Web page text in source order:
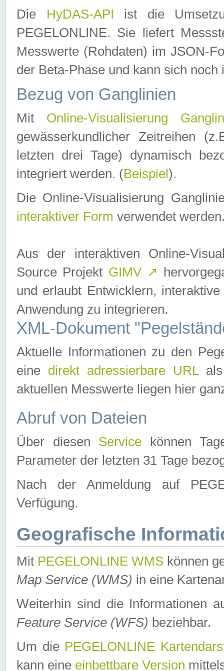
Die HyDAS-API ist die
PEGELONLINE. Sie liefert
Messwerte (Rohdaten) im JSON-
der Beta-Phase und kann sich noch
Bezug von Ganglinien
Mit Online-Visualisierung
gewässerkundlicher Zeitreihen
letzten drei Tage) dynamisch
integriert werden. (Beispiel ).
Die Online-Visualisierung
interaktiver Form verwendet
Aus der interaktiven Online-
Source Projekt GIMV ↗
und erlaubt Entwicklern,
Anwendung zu integrieren.
XML-Dokument
Aktuelle Informationen zu den
eine direkt adressierbare URLals
aktuellen Messwerte liegen hier
Abruf von Dateien
Über diesen Service können
Parameter der letzten 31 Tage
Nach der Anmeldung auf
Verfügung.
Geografische
Mit PEGELONLINE WMS können
Map Service (WMS) in eine
Weiterhin sind die Informationen
Feature Service (WFS) beziehbar.
Um die PEGELONLINE
kann eine einbettbare Version